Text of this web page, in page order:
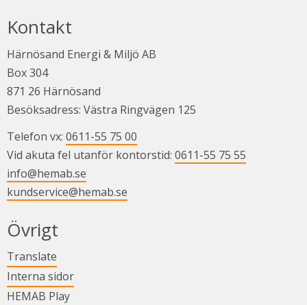
Kontakt
Härnösand Energi & Miljö AB
Box 304
871 26 Härnösand
Besöksadress: Västra Ringvägen 125
Telefon vx: 0611-55 75 00
Vid akuta fel utanför kontorstid: 0611-55 75 55
info@hemab.se
kundservice@hemab.se
Övrigt
Translate
Interna sidorLänk till annan webbplats.
HEMAB PlayLänk till annan webbplats.